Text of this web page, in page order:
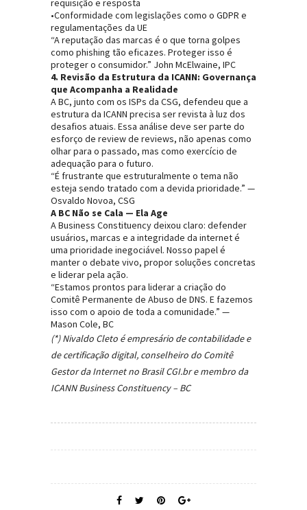
requisição e resposta
•Conformidade com legislações como o GDPR e
regulamentações da UE
“A reputação das marcas é o que torna golpes
como phishing tão eficazes. Proteger isso é
proteger o consumidor.” John McElwaine, IPC
4. Revisão da Estrutura da ICANN: Governança
que Acompanha a Realidade
A BC, junto com os ISPs da CSG, defendeu que a
estrutura da ICANN precisa ser revista à luz dos
desafios atuais. Essa análise deve ser parte do
esforço de review de reviews, não apenas como
olhar para o passado, mas como exercício de
adequação para o futuro.
“É frustrante que estruturalmente o tema não
esteja sendo tratado com a devida prioridade.” —
Osvaldo Novoa, CSG
A BC Não se Cala — Ela Age
A Business Constituency deixou claro: defender
usuários, marcas e a integridade da internet é
uma prioridade inegociável. Nosso papel é
manter o debate vivo, propor soluções concretas
e liderar pela ação.
“Estamos prontos para liderar a criação do
Comitê Permanente de Abuso de DNS. E fazemos
isso com o apoio de toda a comunidade.” —
Mason Cole, BC
(*) Nivaldo Cleto é empresário de contabilidade e
de certificação digital, conselheiro do Comitê
Gestor da Internet no Brasil CGI.br e membro da
ICANN Business Constituency – BC